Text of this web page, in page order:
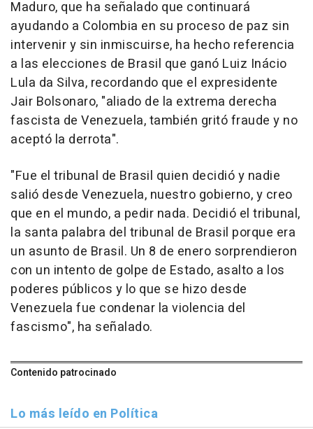
Maduro, que ha señalado que continuará
ayudando a Colombia en su proceso de paz sin
intervenir y sin inmiscuirse, ha hecho referencia
a las elecciones de Brasil que ganó Luiz Inácio
Lula da Silva, recordando que el expresidente
Jair Bolsonaro, "aliado de la extrema derecha
fascista de Venezuela, también gritó fraude y no
aceptó la derrota".
"Fue el tribunal de Brasil quien decidió y nadie
salió desde Venezuela, nuestro gobierno, y creo
que en el mundo, a pedir nada. Decidió el tribunal,
la santa palabra del tribunal de Brasil porque era
un asunto de Brasil. Un 8 de enero sorprendieron
con un intento de golpe de Estado, asalto a los
poderes públicos y lo que se hizo desde
Venezuela fue condenar la violencia del
fascismo", ha señalado.
Contenido patrocinado
Lo más leído en Política